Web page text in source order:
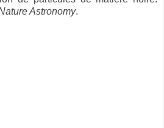
Astronomy.